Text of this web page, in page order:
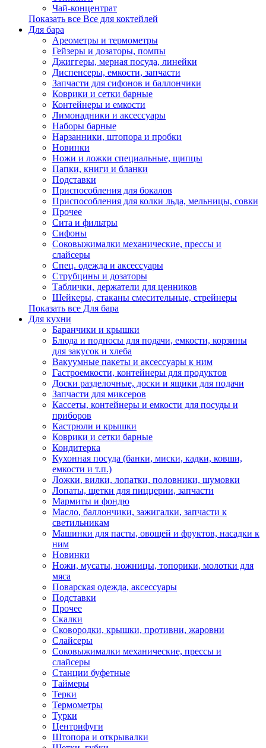
Чай-концентрат
Показать все Все для коктейлей
Для бара
Ареометры и термометры
Гейзеры и дозаторы, помпы
Джиггеры, мерная посуда, линейки
Диспенсеры, емкости, запчасти
Запчасти для сифонов и баллончики
Коврики и сетки барные
Контейнеры и емкости
Лимонадники и аксессуары
Наборы барные
Нарзанники, штопора и пробки
Новинки
Ножи и ложки специальные, щипцы
Папки, книги и бланки
Подставки
Приспособления для бокалов
Приспособления для колки льда, мельницы, совки
Прочее
Сита и фильтры
Сифоны
Соковыжималки механические, прессы и
слайсеры
Спец. одежда и аксессуары
Струбцины и дозаторы
Таблички, держатели для ценников
Шейкеры, стаканы смесительные, стрейнеры
Показать все Для бара
Для кухни
Баранчики и крышки
Блюда и подносы для подачи, емкости, корзины
для закусок и хлеба
Вакуумные пакеты и аксессуары к ним
Гастроемкости, контейнеры для продуктов
Доски разделочные, доски и ящики для подачи
Запчасти для миксеров
Кассеты, контейнеры и емкости для посуды и
приборов
Кастрюли и крышки
Коврики и сетки барные
Кондитерка
Кухонная посуда (банки, миски, кадки, ковши,
емкости и т.п.)
Ложки, вилки, лопатки, половники, шумовки
Лопаты, щетки для пиццерии, запчасти
Мармиты и фондю
Масло, баллончики, зажигалки, запчасти к
светильникам
Машинки для пасты, овощей и фруктов, насадки к
ним
Новинки
Ножи, мусаты, ножницы, топорики, молотки для
мяса
Поварская одежда, аксессуары
Подставки
Прочее
Скалки
Сковородки, крышки, противни, жаровни
Слайсеры
Соковыжималки механические, прессы и
слайсеры
Станции буфетные
Таймеры
Терки
Термометры
Турки
Центрифуги
Штопора и открывалки